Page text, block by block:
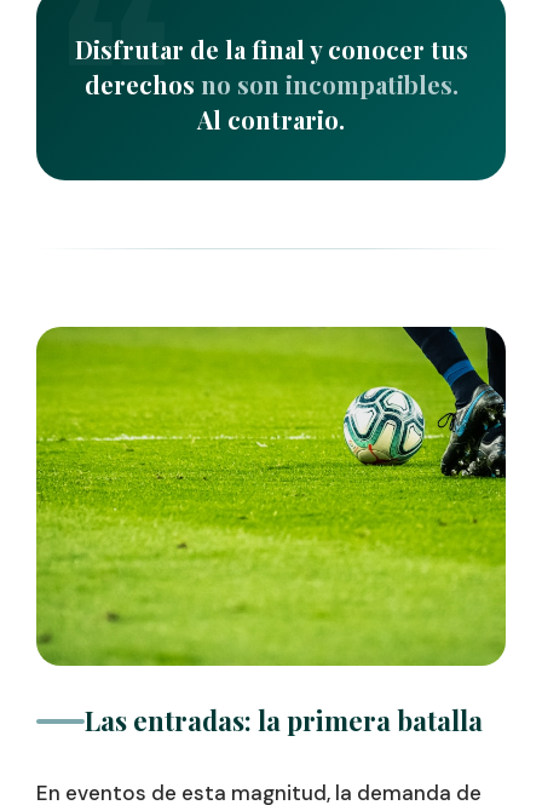
Disfrutar de la final y conocer tus
derechos no son incompatibles.
Al contrario.
Las entradas: la primera batalla
En eventos de esta magnitud, la demanda de